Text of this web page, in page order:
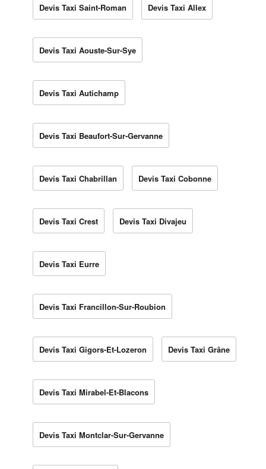
Devis Taxi Saint-Roman Devis Taxi Allex
Devis Taxi Aouste-Sur-Sye
Devis Taxi Autichamp
Devis Taxi Beaufort-Sur-Gervanne
Devis Taxi Chabrillan Devis Taxi Cobonne
Devis Taxi Crest Devis Taxi Divajeu
Devis Taxi Eurre
Devis Taxi Francillon-Sur-Roubion
Devis Taxi Gigors-Et-Lozeron Devis Taxi Grâne
Devis Taxi Mirabel-Et-Blacons
Devis Taxi Montclar-Sur-Gervanne